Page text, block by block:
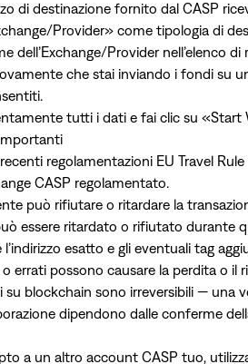
di destinazione fornito dal CASP
Provider» come tipologia di
dell’Exchange/Provider nell’elenco
che stai inviando i fondi su
tutti i dati e fai clic su «Start
regolamentazioni EU Travel
CASP regolamentato.
può rifiutare o ritardare la
essere ritardato o rifiutato durante
esatto e gli eventuali tag
errati possono causare la perdita o il
su blockchain sono irreversibili — una
dipendono dalle conferme
a un altro account CASP tuo,